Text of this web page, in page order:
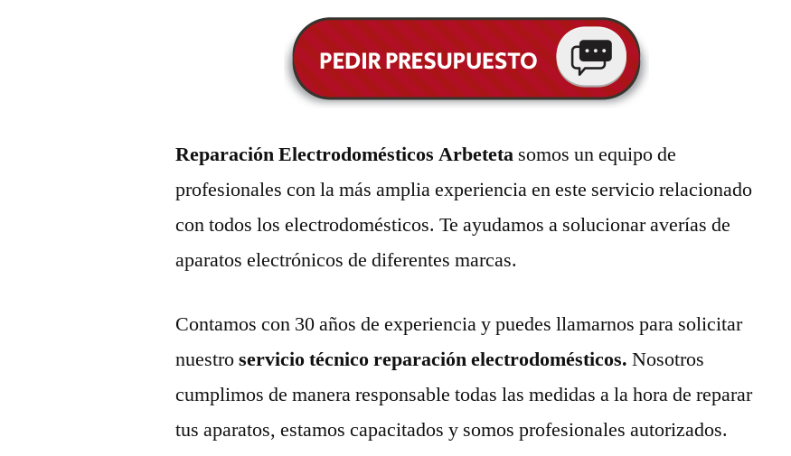
Reparación Electrodomésticos Arbeteta somos un equipo de
profesionales con la más amplia experiencia en este servicio relacionado
con todos los electrodomésticos. Te ayudamos a solucionar averías de
aparatos electrónicos de diferentes marcas.
Contamos con 30 años de experiencia y puedes llamarnos para solicitar
nuestroservicio técnico reparación electrodomésticos.Nosotros
cumplimos de manera responsable todas las medidas a la hora de reparar
tus aparatos, estamos capacitados y somos profesionales autorizados.